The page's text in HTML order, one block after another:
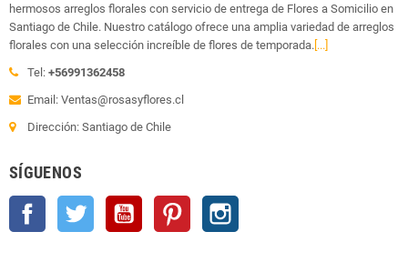
hermosos arreglos florales con servicio de entrega de Flores a Somicilio en
Santiago de Chile. Nuestro catálogo ofrece una amplia variedad de arreglos
florales con una selección increíble de flores de temporada. [...]
Tel: +56991362458
Email: Ventas@rosasyflores.cl
Dirección: Santiago de Chile
SÍGUENOS
Facebook Twitter YouTube Pinterest